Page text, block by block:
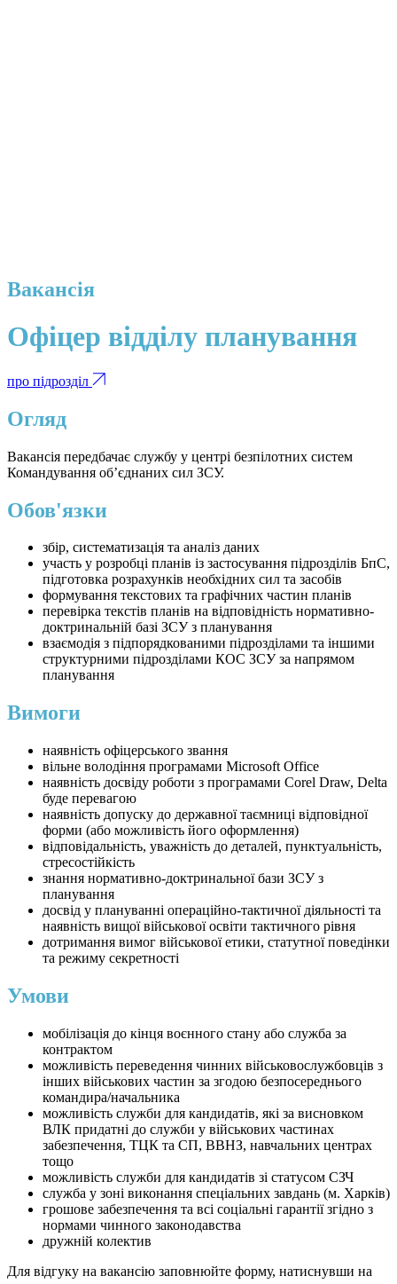
Вакансія
Офіцер відділу планування
про підрозділ
Огляд
Вакансія передбачає службу у центрі безпілотних систем
Командування об’єднаних сил ЗСУ.
Обов'язки
збір, систематизація та аналіз даних
участь у розробці планів із застосування підрозділів БпС,
підготовка розрахунків необхідних сил та засобів
формування текстових та графічних частин планів
перевірка текстів планів на відповідність нормативно-
доктринальній базі ЗСУ з планування
взаємодія з підпорядкованими підрозділами та іншими
структурними підрозділами КОС ЗСУ за напрямом
планування
Вимоги
наявність офіцерського звання
вільне володіння програмами Microsoft Office
наявність досвіду роботи з програмами Corel Draw, Delta
буде перевагою
наявність допуску до державної таємниці відповідної
форми (або можливість його оформлення)
відповідальність, уважність до деталей, пунктуальність,
стресостійкість
знання нормативно-доктринальної бази ЗСУ з
планування
досвід у плануванні операційно-тактичної діяльності та
наявність вищої військової освіти тактичного рівня
дотримання вимог військової етики, статутної поведінки
та режиму секретності
Умови
мобілізація до кінця воєнного стану або служба за
контрактом
можливість переведення чинних військовослужбовців з
інших військових частин за згодою безпосереднього
командира/начальника
можливість служби для кандидатів, які за висновком
ВЛК придатні до служби у військових частинах
забезпечення, ТЦК та СП, ВВНЗ, навчальних центрах
тощо
можливість служби для кандидатів зі статусом СЗЧ
служба у зоні виконання спеціальних завдань (м. Харків)
грошове забезпечення та всі соціальні гарантії згідно з
нормами чинного законодавства
дружній колектив
Для відгуку на вакансію заповнюйте форму, натиснувши на